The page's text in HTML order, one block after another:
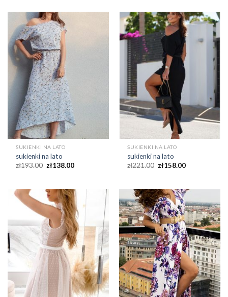
SUKIENKI NA LATO
sukienki na lato
zł193.00 zł138.00
SUKIENKI NA LATO
sukienki na lato
zł221.00 zł158.00